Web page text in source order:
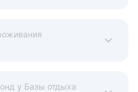
у Базы отдыха